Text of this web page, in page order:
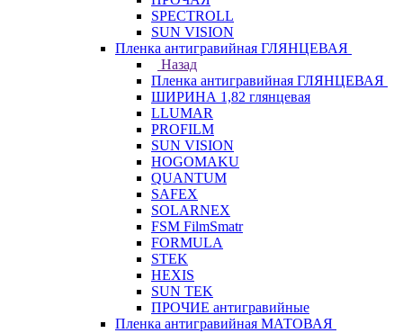
SPECTROLL
SUN VISION
Пленка антигравийная ГЛЯНЦЕВАЯ
Назад
Пленка антигравийная ГЛЯНЦЕВАЯ
ШИРИНА 1,82 глянцевая
LLUMAR
PROFILM
SUN VISION
HOGOMAKU
QUANTUM
SAFEX
SOLARNEX
FSM FilmSmatr
FORMULA
STEK
HEXIS
SUN TEK
ПРОЧИЕ антигравийные
Пленка антигравийная МАТОВАЯ